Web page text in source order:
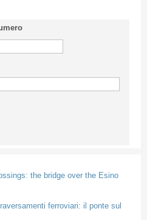
the bridge over the Esino
ferroviari: il ponte sul